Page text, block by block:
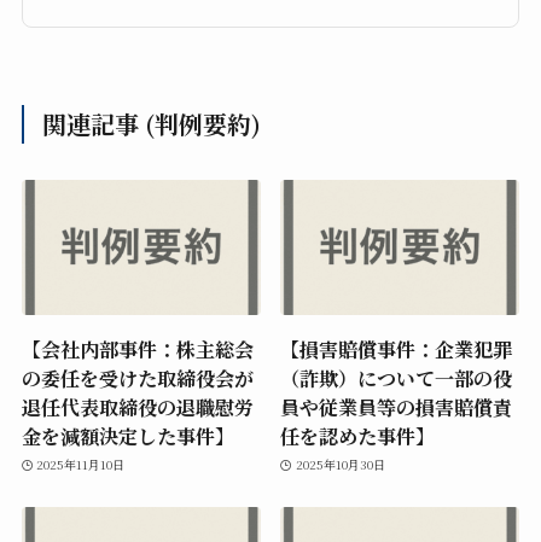
関連記事 (判例要約)
【会社内部事件：株主総会
の委任を受けた取締役会が
退任代表取締役の退職慰労
金を減額決定した事件】
2025年11月10日
【損害賠償事件：企業犯罪
（詐欺）について一部の役
員や従業員等の損害賠償責
任を認めた事件】
2025年10月30日